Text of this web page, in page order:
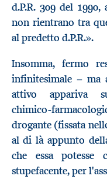
d.P.R. 309 del
non rientrano tra
al predetto d.P.R.».
Insomma, fermo
infinitesimale − ma
attivo appariva
chimico-
drogante (fissata
al di là appunto
che essa potesse
stupefacente, per